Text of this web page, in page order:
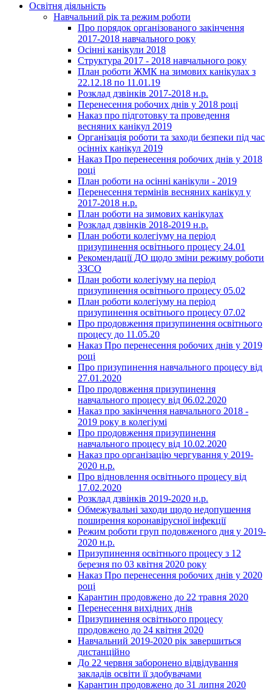
Освітня діяльність
Навчальний рік та режим роботи
Про порядок організованого закінчення
2017-2018 навчального року
Осінні канікули 2018
Структура 2017 - 2018 навчального року
План роботи ЖМК на зимових канікулах з
22.12.18 по 11.01.19
Розклад дзвінків 2017-2018 н.р.
Перенесення робочих днів у 2018 році
Наказ про підготовку та проведення
весняних канікул 2019
Організація роботи та заходи безпеки під час
осінніх канікул 2019
Наказ Про перенесення робочих днів у 2018
році
План роботи на осінні канікули - 2019
Перенесення термінів весняних канікул у
2017-2018 н.р.
План роботи на зимових канікулах
Розклад дзвінків 2018-2019 н.р.
План роботи колегіуму на період
призупинення освітнього процесу 24.01
Рекомендації ДО щодо зміни режиму роботи
ЗЗСО
План роботи колегіуму на період
призупинення освітнього процесу 05.02
План роботи колегіуму на період
призупинення освітнього процесу 07.02
Про продовження призупинення освітнього
процесу до 11.05.20
Наказ Про перенесення робочих днів у 2019
році
Про призупинення навчального процесу від
27.01.2020
Про продовження призупинення
навчального процесу від 06.02.2020
Наказ про закінчення навчального 2018 -
2019 року в колегіумі
Про продовження призупинення
навчального процесу від 10.02.2020
Наказ про організацію чергування у 2019-
2020 н.р.
Про відновлення освітнього процесу від
17.02.2020
Розклад дзвінків 2019-2020 н.р.
Обмежувальні заходи щодо недопушення
поширення коронавірусної інфекції
Режим роботи груп подовженого дня у 2019-
2020 н.р.
Призупинення освітнього процесу з 12
березня по 03 квітня 2020 року
Наказ Про перенесення робочих днів у 2020
році
Карантин продовжено до 22 травня 2020
Перенесення вихідних днів
Призупинення освітнього процесу
продовжено до 24 квітня 2020
Навчальний 2019-2020 рік завершиться
дистанційно
До 22 червня заборонено відвідування
закладів освіти її здобувачами
Карантин продовжено до 31 липня 2020